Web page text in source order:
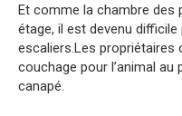
Et comme la chambre des
étage, il est devenu
escaliers.Les propriétaires
couchage pour l’animal au
canapé.